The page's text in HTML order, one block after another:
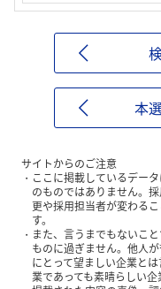
本
サイトからのご注意
ここに掲載しているデー
のものではありません。
更や採用担当者が変わる
す。
また、言うまでもないこ
ものに過ぎません。他人
にとって望ましい企業と
業であっても素晴らしい企